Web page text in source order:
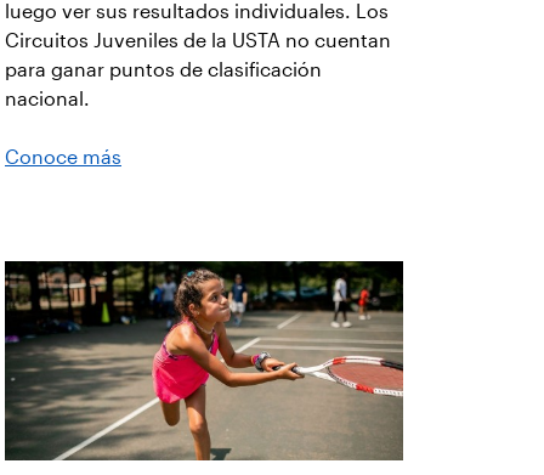
luego ver sus resultados individuales. Los
Circuitos Juveniles de la USTA no cuentan
para ganar puntos de clasificación
nacional.
Conoce más